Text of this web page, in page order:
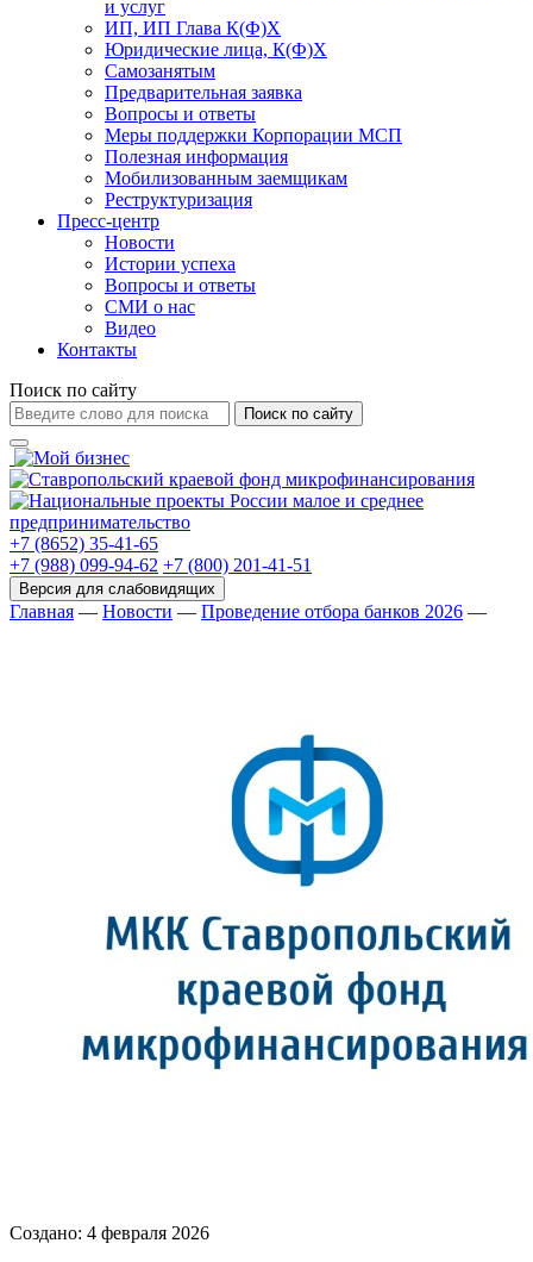
и услуг
ИП, ИП Глава К(Ф)Х
Юридические лица, К(Ф)Х
Самозанятым
Предварительная заявка
Вопросы и ответы
Меры поддержки Корпорации МСП
Полезная информация
Мобилизованным заемщикам
Реструктуризация
Пресс-центр
Новости
Истории успеха
Вопросы и ответы
СМИ о нас
Видео
Контакты
Поиск по сайту
Поиск по сайту
+7 (8652) 35-41-65
+7 (988) 099-94-62 +7 (800) 201-41-51
Главная — Новости — Проведение отбора банков 2026 —
Создано: 4 февраля 2026